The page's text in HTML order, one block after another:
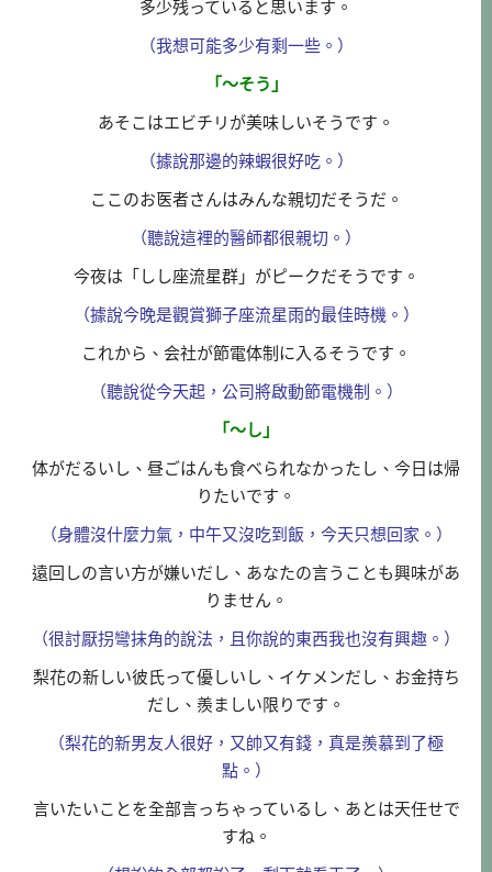
多少残っていると思います。
（我想可能多少有剩一些。）
「～そう」
あそこはエビチリが美味しいそうです。
（據說那邊的辣蝦很好吃。）
ここのお医者さんはみんな親切だそうだ。
（聽說這裡的醫師都很親切。）
今夜は「しし座流星群」がピークだそうです。
（據說今晚是觀賞獅子座流星雨的最佳時機。）
これから、会社が節電体制に入るそうです。
（聽說從今天起，公司將啟動節電機制。）
「～し」
体がだるいし、昼ごはんも食べられなかったし、今日は帰
りたいです。
（身體沒什麼力氣，中午又沒吃到飯，今天只想回家。）
遠回しの言い方が嫌いだし、あなたの言うことも興味があ
りません。
（很討厭拐彎抹角的說法，且你說的東西我也沒有興趣。）
梨花の新しい彼氏って優しいし、イケメンだし、お金持ち
だし、羨ましい限りです。
（梨花的新男友人很好，又帥又有錢，真是羨慕到了極
點。）
言いたいことを全部言っちゃっているし、あとは天任せで
すね。